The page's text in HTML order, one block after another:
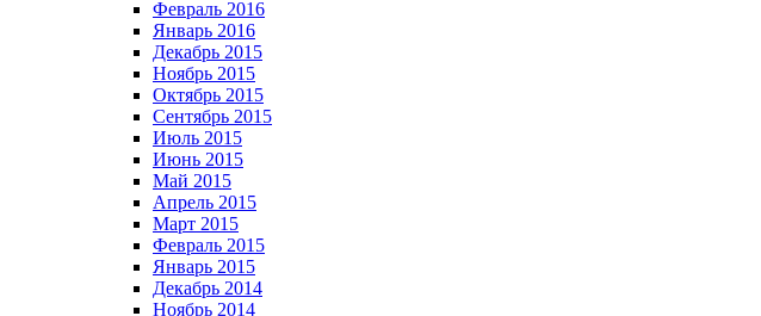
Февраль 2016
Январь 2016
Декабрь 2015
Ноябрь 2015
Октябрь 2015
Сентябрь 2015
Июль 2015
Июнь 2015
Май 2015
Апрель 2015
Март 2015
Февраль 2015
Январь 2015
Декабрь 2014
Ноябрь 2014